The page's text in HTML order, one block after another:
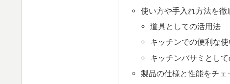
使い方や手入れ方法を徹
道具としての活用法
キッチンでの便利な
キッチンバサミとし
製品の仕様と性能をチェ